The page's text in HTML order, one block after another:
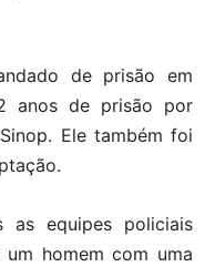
de prisão em
anos de prisão por
Ele também foi
as equipes policiais
homem com uma